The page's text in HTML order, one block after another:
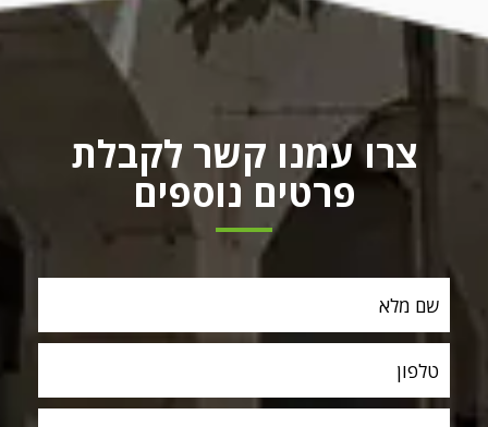
צרו עמנו קשר לקבלת
פרטים נוספים